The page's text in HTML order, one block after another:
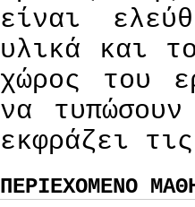
είναι
υλικά και
χώρος του
να
εκφράζει
ΠΕΡΙΕΧΟΜΕΝΟ